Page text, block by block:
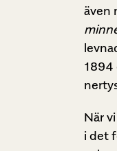
även
1894
När
i det